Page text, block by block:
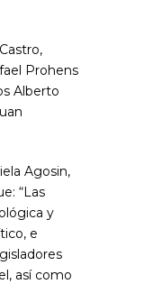
Castro,
Prohens
Alberto
Agosin,
“Las
y
e
así como